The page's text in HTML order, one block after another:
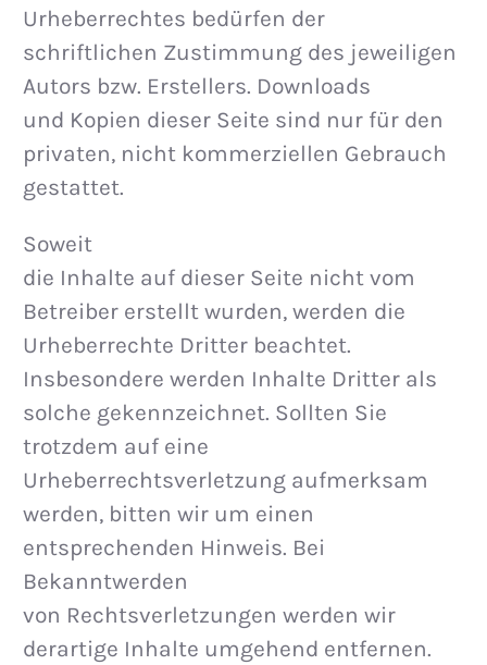
Urheberrechtes bedürfen der
schriftlichen Zustimmung des jeweiligen
Autors bzw. Erstellers. Downloads
und Kopien dieser Seite sind nur für den
privaten, nicht kommerziellen Gebrauch
gestattet.
Soweit
die Inhalte auf dieser Seite nicht vom
Betreiber erstellt wurden, werden die
Urheberrechte Dritter beachtet.
Insbesondere werden Inhalte Dritter als
solche gekennzeichnet. Sollten Sie
trotzdem auf eine
Urheberrechtsverletzung aufmerksam
werden, bitten wir um einen
entsprechenden Hinweis. Bei
Bekanntwerden
von Rechtsverletzungen werden wir
derartige Inhalte umgehend entfernen.